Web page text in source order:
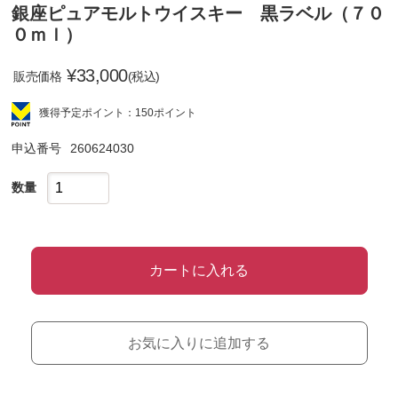
銀座ピュアモルトウイスキー 黒ラベル（７０
０ｍｌ）
販売価格 ¥33,000(税込)
獲得予定ポイント：150ポイント
申込番号 260624030
数量
カートに入れる
お気に入りに追加する